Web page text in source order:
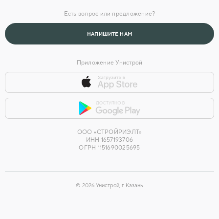
Есть вопрос или предложение?
НАПИШИТЕ НАМ
Приложение Унистрой
ООО «СТРОЙРИЭЛТ»
ИНН 1657193706
ОГРН 1151690025695
© 2026Унистрой, г. Казань.